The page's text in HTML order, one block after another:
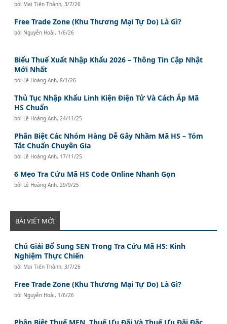
bởi Mai Tiến Thành,3/7/26
Free Trade Zone (Khu Thương Mại Tự Do) Là Gì?
bởi Nguyễn Hoài, 1/6/26
Biểu Thuế Xuất Nhập Khẩu 2026 – Thông Tin Cập Nhật
Mới Nhất
bởi Lê Hoàng Anh,8/1/26
Thủ Tục Nhập Khẩu Linh Kiện Điện Tử Và Cách Áp Mã
HS Chuẩn
bởi Lê Hoàng Anh,24/11/25
Phân Biệt Các Nhóm Hàng Dễ Gây Nhầm Mã HS – Tóm
Tắt Chuẩn Chuyên Gia
bởi Lê Hoàng Anh, 17/11/25
6 Mẹo Tra Cứu Mã HS Code Online Nhanh Gọn
bởi Lê Hoàng Anh,29/9/25
BÀI VIẾT MỚI
Chú Giải Bổ Sung SEN Trong Tra Cứu Mã HS: Kinh
Nghiệm Thực Chiến
bởi Mai Tiến Thành,3/7/26
Free Trade Zone (Khu Thương Mại Tự Do) Là Gì?
bởi Nguyễn Hoài, 1/6/26